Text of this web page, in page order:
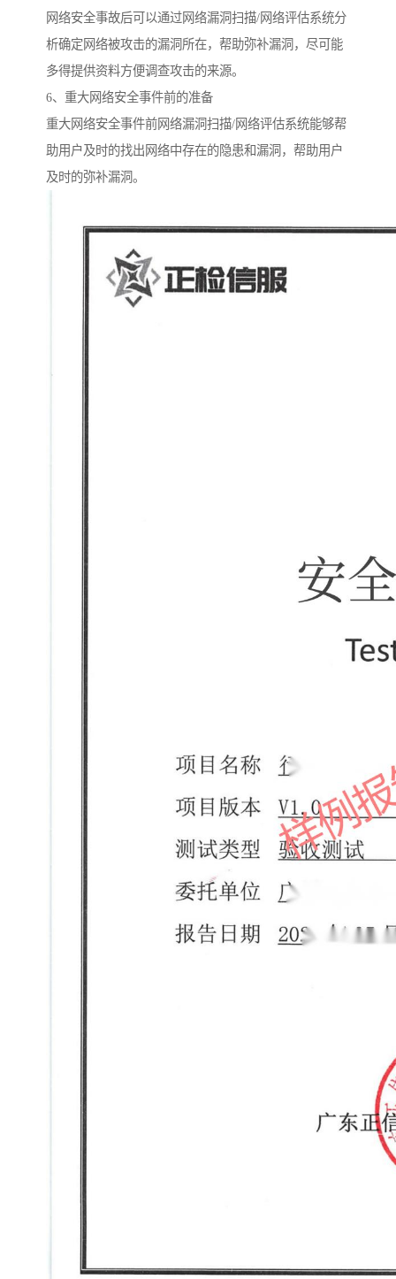
网络安全事故后可以通过网络漏洞扫描/网络评估系统分
析确定网络被攻击的漏洞所在，帮助弥补漏洞，尽可能
多得提供资料方便调查攻击的来源。
6、重大网络安全事件前的准备
重大网络安全事件前网络漏洞扫描/网络评估系统能够帮
助用户及时的找出网络中存在的隐患和漏洞，帮助用户
及时的弥补漏洞。